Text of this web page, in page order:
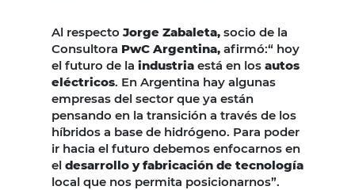
Al respecto Jorge Zabaleta, socio de la
Consultora PwC Argentina, afirmó:“ hoy
el futuro de la industria está en los autos
eléctricos. En Argentina hay algunas
empresas del sector que ya están
pensando en la transición a través de los
híbridos a base de hidrógeno. Para poder
ir hacia el futuro debemos enfocarnos en
el desarrollo y fabricación de tecnología
local que nos permita posicionarnos”.